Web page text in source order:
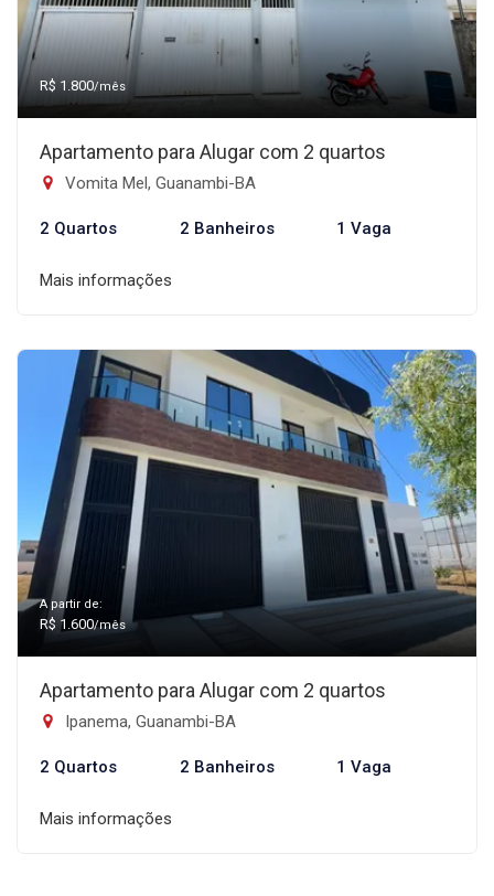
R$ 1.800/mês
Apartamento para Alugar com 2 quartos
Vomita Mel, Guanambi-BA
2 Quartos 2 Banheiros 1 Vaga
Mais informações
A partir de:
R$ 1.600/mês
Apartamento para Alugar com 2 quartos
Ipanema, Guanambi-BA
2 Quartos 2 Banheiros 1 Vaga
Mais informações